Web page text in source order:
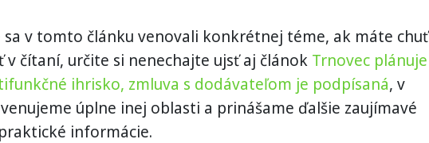
sa v tomto článku venovali konkrétnej téme, ak máte chuť
v čítaní, určite si nenechajte ujsť aj článok Trnovec plánuje
ihrisko, zmluva s dodávateľom je podpísaná, v
úplne inej oblasti a prinášame ďalšie zaujímavé
informácie.